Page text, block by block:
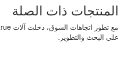
المنتجات ذات الصلة
على البحث والتطوير.